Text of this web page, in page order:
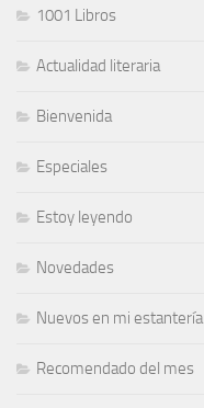
1001 Libros
Actualidad literaria
Bienvenida
Especiales
Estoy leyendo
Novedades
Nuevos en mi estantería
Recomendado del mes